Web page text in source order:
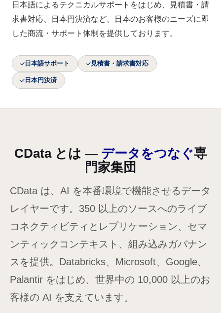
MCPゲートウェイのセキュ
リティリスクを構造から解
明する｜Smitheryインシデ
2026-07-01
【CData ドライバー＆コネ
新リリース
API サーバー 新バージョンリ
リース (26.1.9595)
日本語によるテクニカルサポートをはじめ、見積書・請
求書対応、日本円決済など、日本のお客様のニーズに即
した商流・サポート体制を提供しております。
日本語サポート 見積書・請求書対応
日本円決済
CData とは — データをつなぐ専
門家集団
CData は、AI を本番環境で機能させるデータ
レイヤーです。350 以上のソースへのライブ
コネクティビティとレプリケーション、セマ
ンティックコンテキスト、組み込みガバナン
スを提供。Databricks、Microsoft、Google、
Palantir をはじめ、世界中の 10,000 以上のお
客様の AI を支えています。